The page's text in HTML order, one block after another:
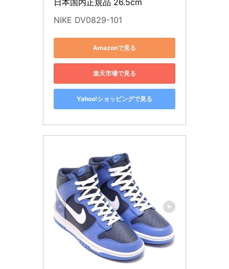
NIKE DV0829-101
Amazonで見る
楽天市場で見る
Yahoo!ショッピングで見る